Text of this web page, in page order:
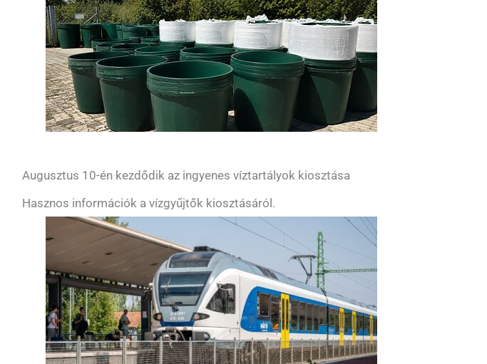
Augusztus 10-én kezdődik az ingyenes víztartályok kiosztása
Hasznos információk a vízgyűjtők kiosztásáról.